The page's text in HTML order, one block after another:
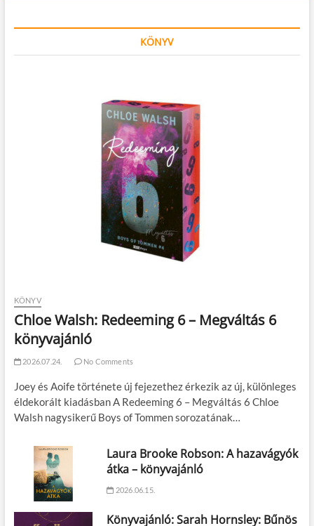
KÖNYV
KÖNYV
Chloe Walsh: Redeeming 6 – Megváltás 6
könyvajánló
2026.07.24. No Comments
Joey és Aoife története új fejezethez érkezik az új, különleges
éldekorált kiadásban A Redeeming 6 – Megváltás 6 Chloe
Walsh nagysikerű Boys of Tommen sorozatának…
Laura Brooke Robson: A hazavágyók
átka – könyvajánló
2026.06.15.
Könyvajánló: Sarah Hornsley: Bűnös